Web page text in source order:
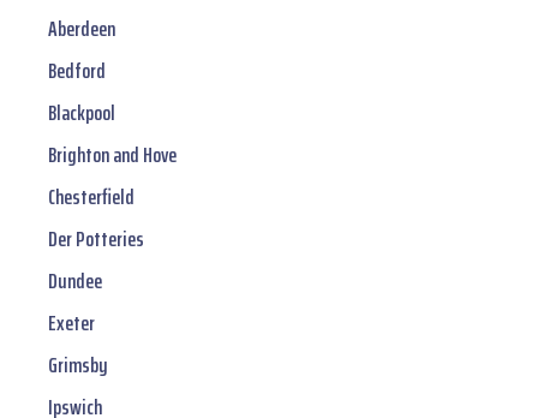
Aberdeen
Bedford
Blackpool
Brighton and Hove
Chesterfield
Der Potteries
Dundee
Exeter
Grimsby
Ipswich